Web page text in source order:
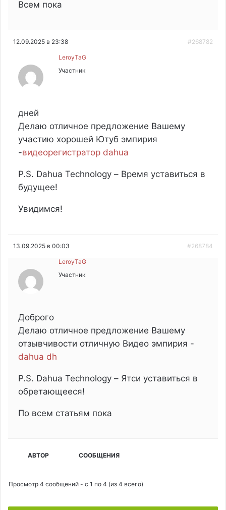
Всем пока
12.09.2025 в 23:38 #268782
LeroyTaG
Участник
дней
Делаю отличное предложение Вашему
участию хорошей Ютуб эмпирия
-видеорегистратор dahua
P.S. Dahua Technology – Время уставиться в
будущее!
Увидимся!
13.09.2025 в 00:03 #268784
LeroyTaG
Участник
Доброго
Делаю отличное предложение Вашему
отзывчивости отличную Видео эмпирия -
dahua dh
P.S. Dahua Technology – Ятси уставиться в
обретающееся!
По всем статьям пока
АВТОР СООБЩЕНИЯ
Просмотр 4 сообщений - с 1 по 4 (из 4 всего)